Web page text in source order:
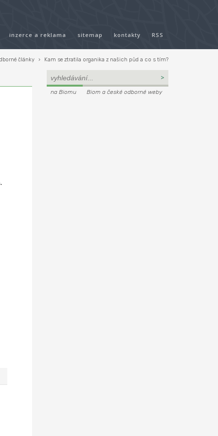
inzerce a reklama sitemap kontakty RSS
články › Kam se ztratila organika z našich půd a co s tím?
na Biomu Biom a české odborné weby